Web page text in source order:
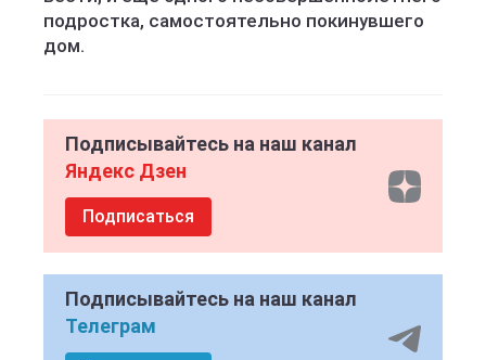
подростка, самостоятельно покинувшего
дом.
Подписывайтесь на наш канал
Яндекс Дзен
Подписаться
Подписывайтесь на наш канал
Телеграм